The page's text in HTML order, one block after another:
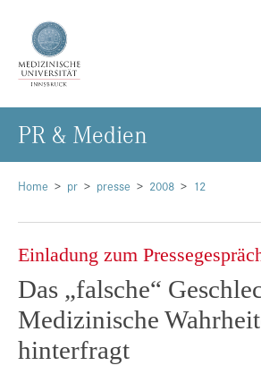
Forschung
Studium & Lehre
Krankenversorgung
Über uns
Internationales
Home pr presse 2008 12
Einladung zum
Das „falsche“
Medizinische
hinterfragt
PR & Me­di­en